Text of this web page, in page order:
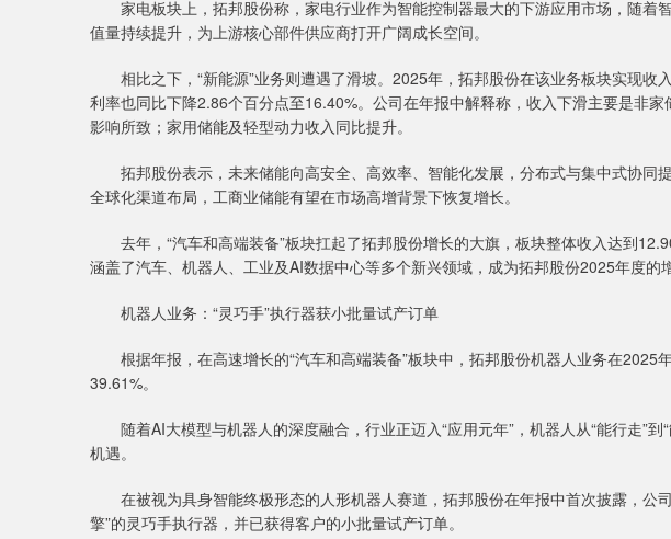
家电板块上，拓邦股份称，家电行业作为智能控制器最大的下游应用市场，随着
值量持续提升，为上游核心部件供应商打开广阔成长空间。
相比之下，“新能源”业务则遭遇了滑坡。2025年，拓邦股份在该业务板块实现收
利率也同比下降2.86个百分点至16.40%。公司在年报中解释称，收入下滑主要是非
影响所致；家用储能及轻型动力收入同比提升。
拓邦股份表示，未来储能向高安全、高效率、智能化发展，分布式与集中式协同
全球化渠道布局，工商业储能有望在市场高增背景下恢复增长。
去年，“汽车和高端装备”板块扛起了拓邦股份增长的大旗，板块整体收入达到
涵盖了汽车、机器人、工业及AI数据中心等多个新兴领域，成为拓邦股份2025年度的
机器人业务：“灵巧手”执行器获小批量试产订单
根据年报，在高速增长的“汽车和高端装备”板块中，拓邦股份机器人业务在2025
39.61%。
随着AI大模型与机器人的深度融合，行业正迈入“应用元年”，机器人从“能行走”到
机遇。
在被视为具身智能终极形态的人形机器人赛道，拓邦股份在年报中首次披露，公
擎”的灵巧手执行器，并已获得客户的小批量试产订单。